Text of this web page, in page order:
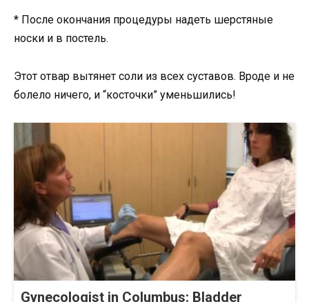
* После окончания процедуры надеть шерстяные
носки и в постель.
Этот отвар вытянет соли из всех суставов. Вроде и не
болело ничего, и “косточки” уменьшились!
Gynecologist in Columbus: Bladder